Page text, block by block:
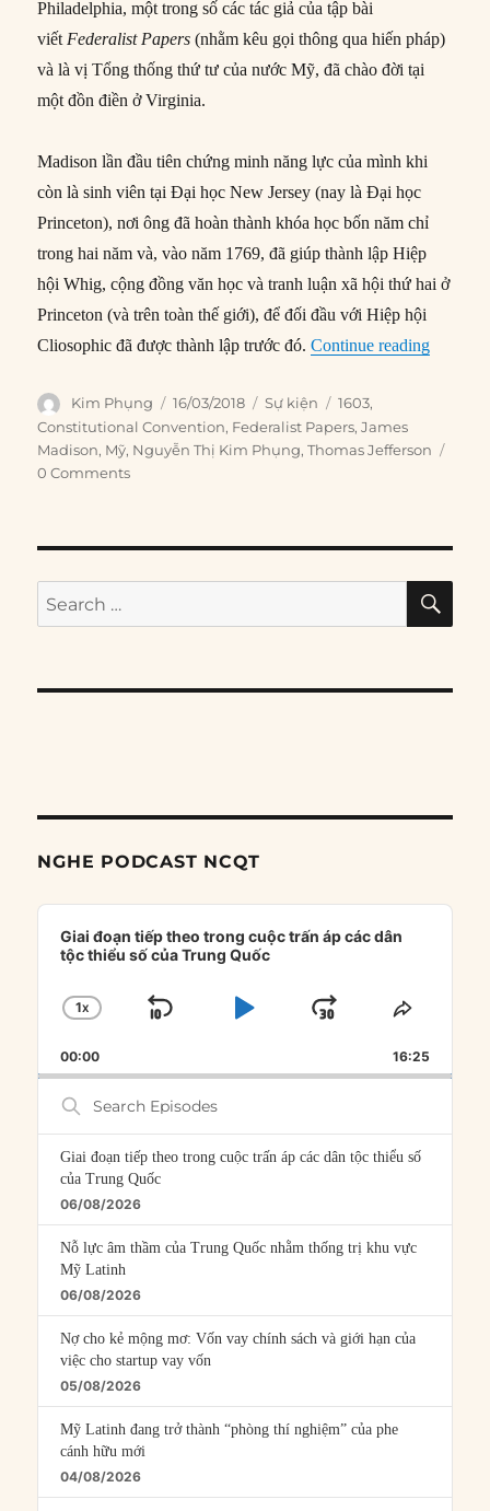
Philadelphia, một trong số các tác giả của tập bài
viếtFederalist Papers(nhằm kêu gọi thông qua hiến pháp)
và là vị Tổng thống thứ tư của nước Mỹ, đã chào đời tại
một đồn điền ở Virginia.
Madison lần đầu tiên chứng minh năng lực của mình khi
còn là sinh viên tại Đại học New Jersey (nay là Đại học
Princeton), nơi ông đã hoàn thành khóa học bốn năm chỉ
trong hai năm và, vào năm 1769, đã giúp thành lập Hiệp
hội Whig, cộng đồng văn học và tranh luận xã hội thứ hai ở
Princeton (và trên toàn thế giới), để đối đầu với Hiệp hội
Cliosophic đã được thành lập trước đó.Continue reading“16/03/
Author
Kim Phụng
Posted
on
16/03/2018 Categories
Sự kiện Tags
1603,
Constitutional Convention, Federalist Papers,James
Madison, Mỹ, Nguyễn Thị Kim Phụng,Thomas Jefferson
0 Comments
Search
for:
NGHE PODCAST NCQT
Audio
Player
Giai đoạn tiếp theo trong cuộc trấn áp các dân
tộc thiểu số của Trung Quốc
CHANGE
RATE
1X
SKIP
PLAYJUMP
FORWARD
SHARE
00:00 16:25
Search
Episodes
Giai đoạn tiếp theo trong cuộc trấn áp các dân tộc thiểu số
của Trung Quốc
06/08/2026
Nỗ lực âm thầm của Trung Quốc nhằm thống trị khu vực
Mỹ Latinh
06/08/2026
Nợ cho kẻ mộng mơ: Vốn vay chính sách và giới hạn của
việc cho startup vay vốn
05/08/2026
Mỹ Latinh đang trở thành “phòng thí nghiệm” của phe
cánh hữu mới
04/08/2026